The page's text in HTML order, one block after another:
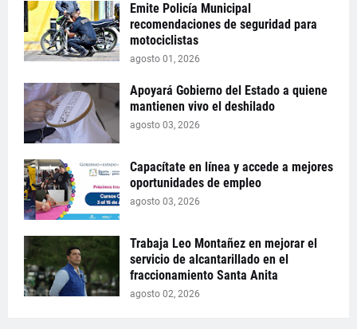
Emite Policía Municipal
recomendaciones de seguridad para
motociclistas
agosto 01, 2026
Apoyará Gobierno del Estado a quiene
mantienen vivo el deshilado
agosto 03, 2026
Capacítate en línea y accede a mejores
oportunidades de empleo
agosto 03, 2026
Trabaja Leo Montañez en mejorar el
servicio de alcantarillado en el
fraccionamiento Santa Anita
agosto 02, 2026